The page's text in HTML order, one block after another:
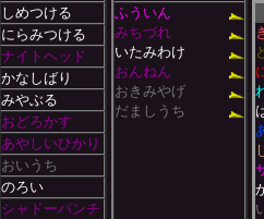
しめつける
にらみつける
ナイトヘッド
かなしばり
みやぶる
おどろかす
あやしいひかり
おいうち
のろい
シャドーパンチ
ふういん
みちづれ
いたみわけ
おんねん
おきみやげ
だましうち